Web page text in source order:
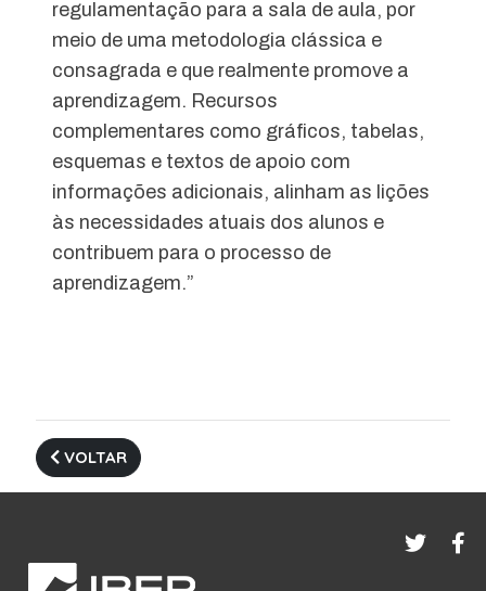
regulamentação para a sala de aula, por
meio de uma metodologia clássica e
consagrada e que realmente promove a
aprendizagem. Recursos
complementares como gráficos, tabelas,
esquemas e textos de apoio com
informações adicionais, alinham as lições
às necessidades atuais dos alunos e
contribuem para o processo de
aprendizagem.”
VOLTAR